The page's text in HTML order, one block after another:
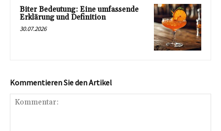
Biter Bedeutung: Eine umfassende
Erklärung und Definition
30.07.2026
Kommentieren Sie den Artikel